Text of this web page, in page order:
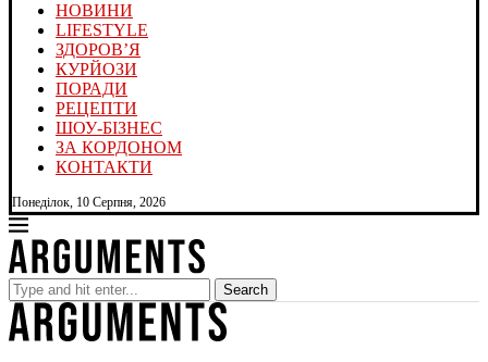
НОВИНИ
LIFESTYLE
ЗДОРОВ’Я
КУРЙОЗИ
ПОРАДИ
РЕЦЕПТИ
ШОУ-БІЗНЕС
ЗА КОРДОНОМ
КОНТАКТИ
Понеділок, 10 Серпня, 2026
Search